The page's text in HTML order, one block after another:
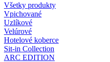
Všetky produkty
Vpichované
Uzlíkové
Velúrové
Hotelové koberce
Sit-in Collection
ARC EDITION